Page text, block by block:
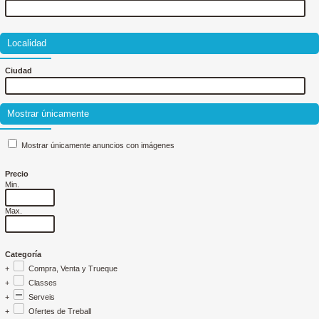
Localidad
Ciudad
Mostrar únicamente
Mostrar únicamente anuncios con imágenes
Precio
Min.
Max.
Categoría
+
Compra, Venta y Trueque
+
Classes
+
Serveis
+
Ofertes de Treball